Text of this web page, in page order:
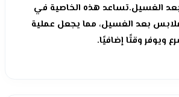
الغسيل.تساعد هذه الخاصية في
بعد الغسيل، مما يجعل عملية
وقتًا إضافيًا.